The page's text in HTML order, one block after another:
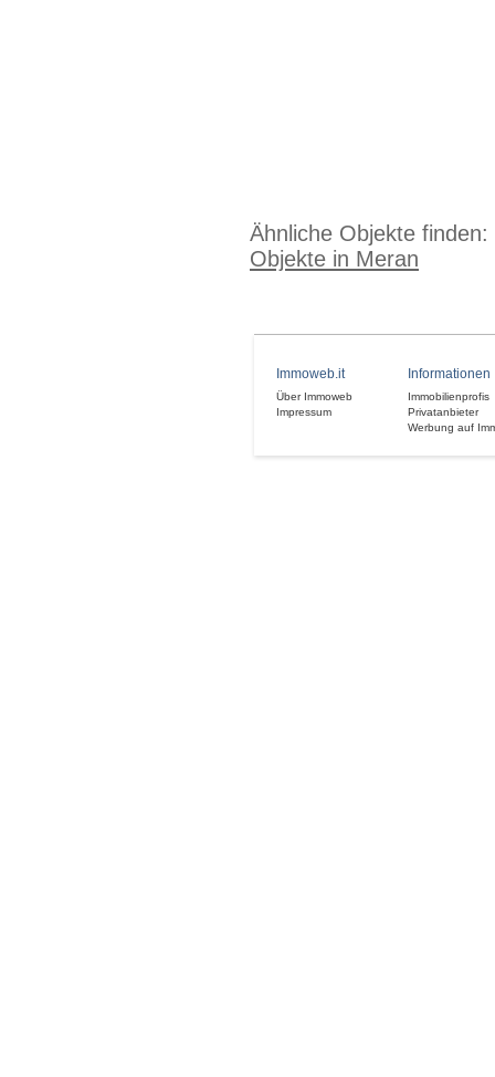
Ähnliche Objekte finden:
Objekte in Meran
Immoweb.it
Über Immoweb
Impressum
Informationen
Immobilienprofis
Privatanbieter
Werbung auf